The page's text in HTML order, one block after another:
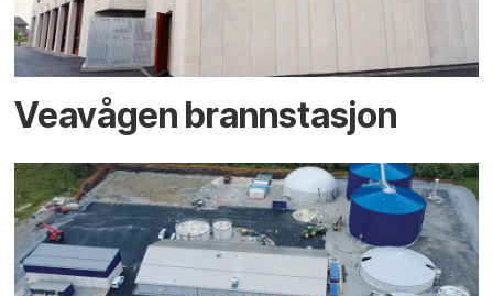
Veavågen brannstasjon